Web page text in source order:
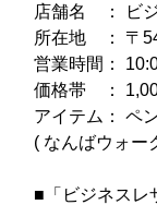
店舗名 ： ビ
所在地 ： 〒
営業時間：
価格帯 ：
アイテム： ペ
( なんばウォー
■「ビジネスレ